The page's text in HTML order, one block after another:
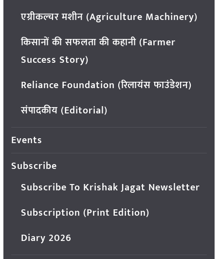
एग्रीकल्चर मशीन (Agriculture Machinery)
किसानों की सफलता की कहानी (Farmer
Success Story)
Reliance Foundation (रिलायंस फाउंडेशन)
संपादकीय (Editorial)
Events
Subscribe
Subscribe To Krishak Jagat Newsletter
Subscription (Print Edition)
Diary 2026